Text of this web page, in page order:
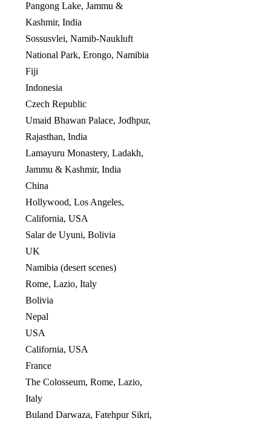
Pangong Lake, Jammu &
Kashmir, India
Sossusvlei, Namib-Naukluft
National Park, Erongo, Namibia
Fiji
Indonesia
Czech Republic
Umaid Bhawan Palace, Jodhpur,
Rajasthan, India
Lamayuru Monastery, Ladakh,
Jammu & Kashmir, India
China
Hollywood, Los Angeles,
California, USA
Salar de Uyuni, Bolivia
UK
Namibia (desert scenes)
Rome, Lazio, Italy
Bolivia
Nepal
USA
California, USA
France
The Colosseum, Rome, Lazio,
Italy
Buland Darwaza, Fatehpur Sikri,